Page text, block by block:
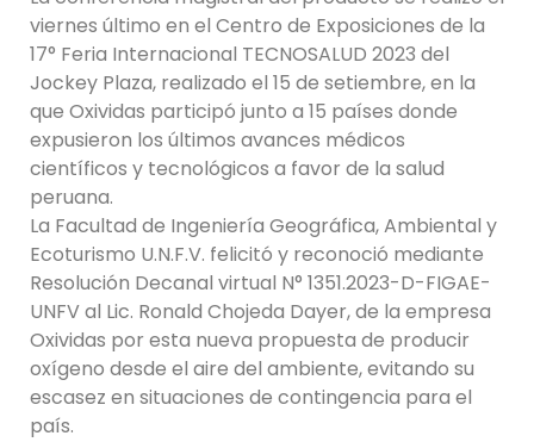
viernes último en el Centro de Exposiciones de la
17° Feria Internacional TECNOSALUD 2023 del
Jockey Plaza, realizado el 15 de setiembre, en la
que Oxividas participó junto a 15 países donde
expusieron los últimos avances médicos
científicos y tecnológicos a favor de la salud
peruana.
La Facultad de Ingeniería Geográfica, Ambiental y
Ecoturismo U.N.F.V. felicitó y reconoció mediante
Resolución Decanal virtual N° 1351.2023-D-FIGAE-
UNFV al Lic. Ronald Chojeda Dayer, de la empresa
Oxividas por esta nueva propuesta de producir
oxígeno desde el aire del ambiente, evitando su
escasez en situaciones de contingencia para el
país.